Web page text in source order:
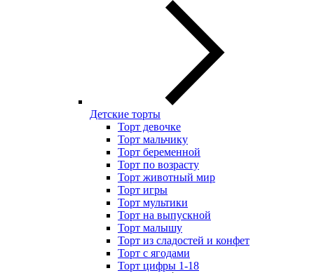
Детские торты
Торт девочке
Торт мальчику
Торт беременной
Торт по возрасту
Торт животный мир
Торт игры
Торт мультики
Торт на выпускной
Торт малышу
Торт из сладостей и конфет
Торт с ягодами
Торт цифры 1-18